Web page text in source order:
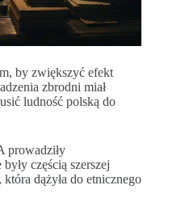
by zwiększyć efekt
zbrodni miał
ludność polską do
prowadziły
częścią szerszej
dążyła do etnicznego